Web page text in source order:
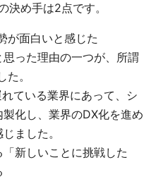
決め手は2点です。
が面白いと感じた
った理由の一つが、所謂
。
ている業界にあって、シ
化し、業界のDX化を進め
ました。
新しいことに挑戦した